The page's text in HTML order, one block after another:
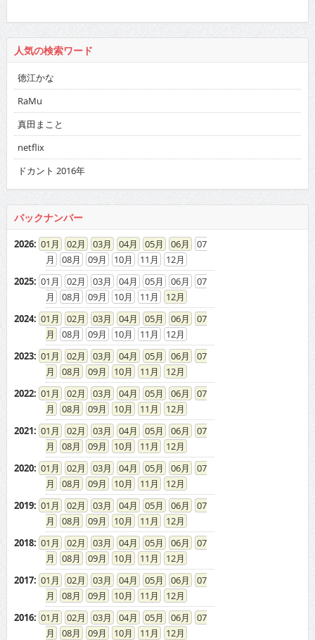
人気の検索ワード
徳江かな
RaMu
真田まこと
netflix
ドカント 2016年
バックナンバー
2026: 01 02 03 04 05 06
07
08
09 10 11
12
2025: 01 02 03 04 05 06
07
08
09 10 11
12
2024: 01 02 03 04 05 06
07
08
09 10 11
12
2023: 01 02 03 04 05 06
07
08
09 10 11
12
2022: 01 02 03 04 05 06
07
08
09 10 11
12
2021: 01 02 03 04 05 06
07
08
09 10 11
12
2020: 01 02 03 04 05 06
07
08
09 10 11
12
2019: 01 02 03 04 05 06
07
08
09 10 11
12
2018: 01 02 03 04 05 06
07
08
09 10 11
12
2017: 01 02 03 04 05 06
07
08
09 10 11
12
2016: 01 02 03 04 05 06
07
08
09 10 11
12